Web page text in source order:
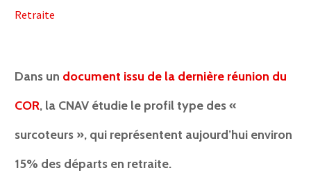
Retraite
Dans un document issu de la dernière réunion du
COR, la CNAV étudie le profil type des «
surcoteurs », qui représentent aujourd’hui environ
15% des départs en retraite.